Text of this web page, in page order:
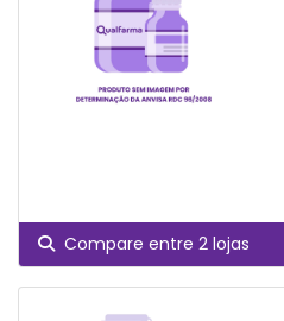
Compare entre 2 lojas